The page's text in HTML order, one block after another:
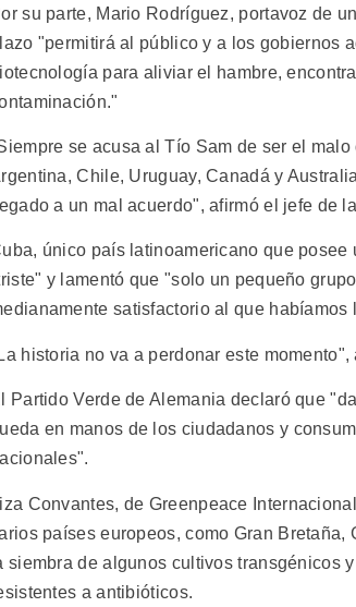
su parte, Mario Rodríguez, portavoz de
"permitirá al público y a los gobiernos
para aliviar el hambre,
se acusa al Tío Sam de ser el
Chile, Uruguay, Canadá y
a un mal acuerdo", afirmó el jefe de
único país latinoamericano que
y lamentó que "solo un pequeño
satisfactorio al que
historia no va a perdonar este momento",
Partido Verde de Alemania declaró que
en manos de los ciudadanos y
Convantes, de Greenpeace
países europeos, como Gran
siembra de algunos cultivos transgénicos
a antibióticos.